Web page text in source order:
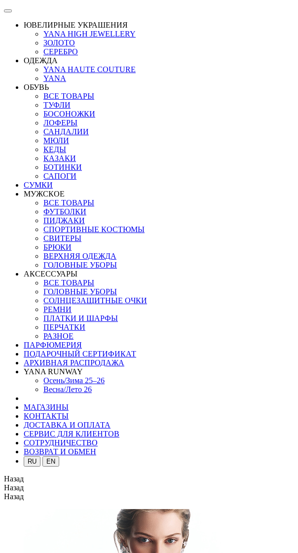
ЮВЕЛИРНЫЕ УКРАШЕНИЯ
YANA HIGH JEWELLERY
ЗОЛОТО
СЕРЕБРО
ОДЕЖДА
YANA HAUTE COUTURE
YANA
ОБУВЬ
ВСЕ ТОВАРЫ
ТУФЛИ
БОСОНОЖКИ
ЛОФЕРЫ
САНДАЛИИ
МЮЛИ
КЕДЫ
КАЗАКИ
БОТИНКИ
САПОГИ
СУМКИ
МУЖСКОЕ
ВСЕ ТОВАРЫ
ФУТБОЛКИ
ПИДЖАКИ
СПОРТИВНЫЕ КОСТЮМЫ
СВИТЕРЫ
БРЮКИ
ВЕРХНЯЯ ОДЕЖДА
ГОЛОВНЫЕ УБОРЫ
АКСЕССУАРЫ
ВСЕ ТОВАРЫ
ГОЛОВНЫЕ УБОРЫ
СОЛНЦЕЗАЩИТНЫЕ ОЧКИ
РЕМНИ
ПЛАТКИ И ШАРФЫ
ПЕРЧАТКИ
РАЗНОЕ
ПАРФЮМЕРИЯ
ПОДАРОЧНЫЙ СЕРТИФИКАТ
АРХИВНАЯ РАСПРОДАЖА
YANA RUNWAY
Осень/Зима 25–26
Весна/Лето 26
МАГАЗИНЫ
КОНТАКТЫ
ДОСТАВКА И ОПЛАТА
СЕРВИС ДЛЯ КЛИЕНТОВ
СОТРУДНИЧЕСТВО
ВОЗВРАТ И ОБМЕН
RU EN
Назад
Назад
Назад